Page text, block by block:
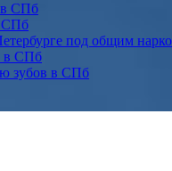
в СПб
СПб
под общим
в СПб
зубов в СПб